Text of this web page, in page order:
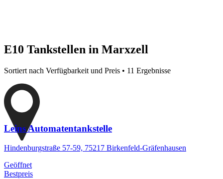
E10 Tankstellen in Marxzell
Sortiert nach Verfügbarkeit und Preis • 11 Ergebnisse
Leins Automatentankstelle
Hindenburgstraße 57-59, 75217 Birkenfeld-Gräfenhausen
Geöffnet
Bestpreis